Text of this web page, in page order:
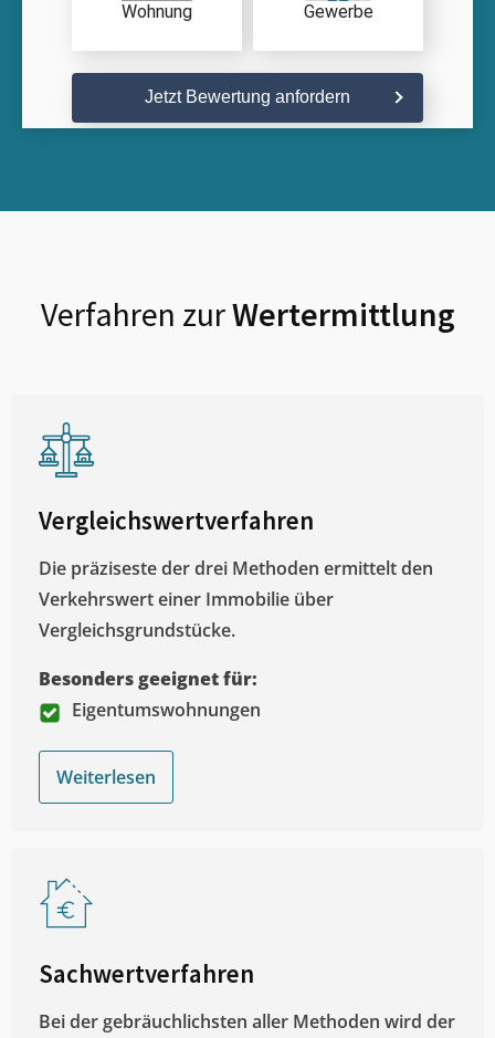
Wohnung Gewerbe
Jetzt Bewertung anfordern
Verfahren zurWertermittlung
Vergleichswertverfahren
Die präziseste der drei Methoden ermittelt den
Verkehrswert einer Immobilie über
Vergleichsgrundstücke.
Besonders geeignet für:
Eigentumswohnungen
Weiterlesen
Sachwertverfahren
Bei der gebräuchlichsten aller Methoden wird der